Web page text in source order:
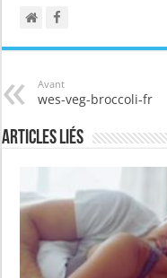
Avant
wes-veg-broccoli-fr
Articles liés